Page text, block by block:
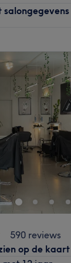
Carvalho in
aan huis.
Patricia
kapsalons
met
behoeften van
gratis
thee, frisdrank
590 reviews
op de kaart